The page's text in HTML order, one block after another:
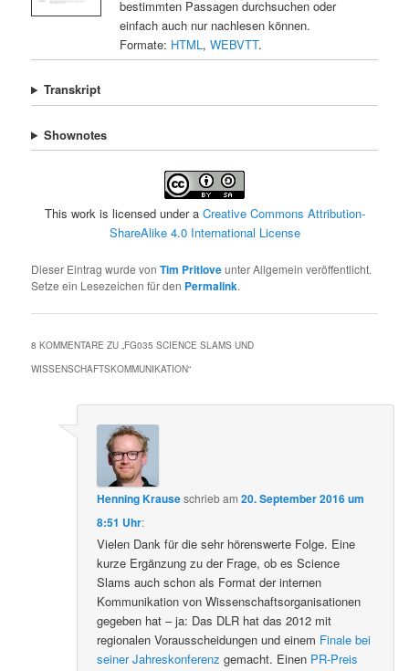
bestimmten Passagen durchsuchen oder
einfach auch nur nachlesen können.
Formate: HTML , WEBVTT.
Transkript
Shownotes
This work is licensed under a Creative Commons Attribution-
ShareAlike 4.0 International License
Dieser Eintrag wurde vonTim Pritloveunter Allgemein veröffentlicht.
Setze ein Lesezeichen für den Permalink.
8 KOMMENTARE ZU „FG035 SCIENCE SLAMS UND
WISSENSCHAFTSKOMMUNIKATION“
Henning Krauseschriebam20. September 2016 um
8:51 Uhr:
Vielen Dank für die sehr hörenswerte Folge. Eine
kurze Ergänzung zu der Frage, ob es Science
Slams auch schon als Format der internen
Kommunikation von Wissenschaftsorganisationen
gegeben hat – ja: Das DLR hat das 2012 mit
regionalen Vorausscheidungen und einem Finale bei
seiner Jahreskonferenz gemacht. Einen PR-Preis